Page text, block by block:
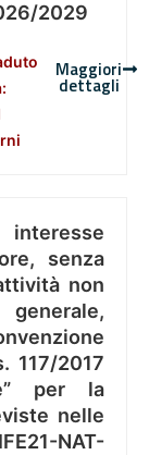
2029
Maggiori
dettagli
senza
non
117/2017
per la
nelle
NAT-